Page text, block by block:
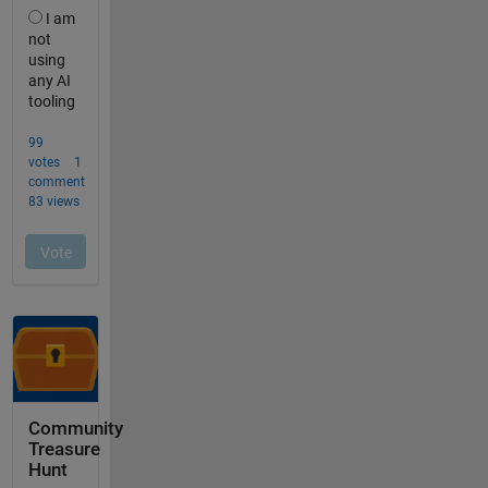
Community
Treasure
Hunt